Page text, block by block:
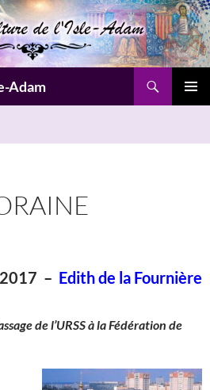
Adam
– Edith de la Fournière
de l’URSS à la Fédération de